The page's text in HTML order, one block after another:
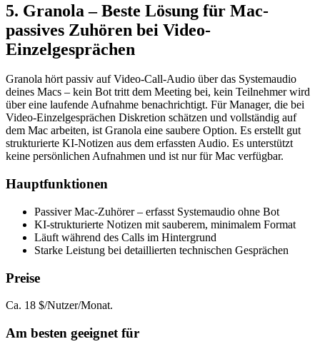
5. Granola – Beste Lösung für Mac-
passives Zuhören bei Video-
Einzelgesprächen
Granola hört passiv auf Video-Call-Audio über das Systemaudio
deines Macs – kein Bot tritt dem Meeting bei, kein Teilnehmer wird
über eine laufende Aufnahme benachrichtigt. Für Manager, die bei
Video-Einzelgesprächen Diskretion schätzen und vollständig auf
dem Mac arbeiten, ist Granola eine saubere Option. Es erstellt gut
strukturierte KI-Notizen aus dem erfassten Audio. Es unterstützt
keine persönlichen Aufnahmen und ist nur für Mac verfügbar.
Hauptfunktionen
Passiver Mac-Zuhörer – erfasst Systemaudio ohne Bot
KI-strukturierte Notizen mit sauberem, minimalem Format
Läuft während des Calls im Hintergrund
Starke Leistung bei detaillierten technischen Gesprächen
Preise
Ca. 18 $/Nutzer/Monat.
Am besten geeignet für